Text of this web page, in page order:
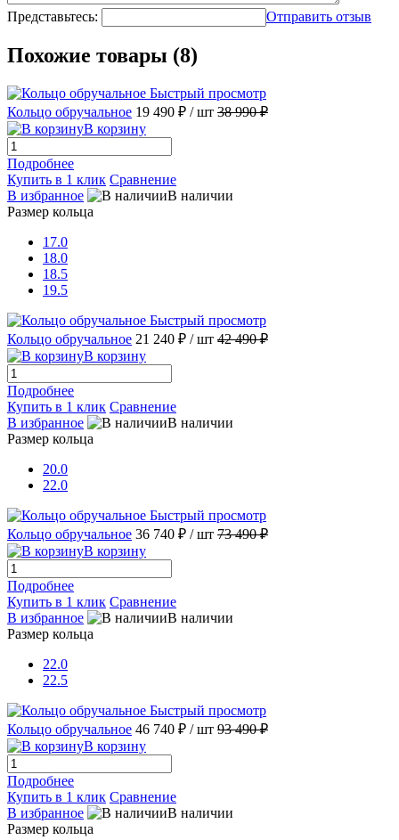
Представьтесь: Отправить отзыв
Похожие товары (8)
Быстрый просмотр
Кольцо обручальное 19 490 ₽ / шт 38 990 ₽
В корзину
Подробнее
Купить в 1 клик Сравнение
В избранное
В наличии
Размер кольца
17.0
18.0
18.5
19.5
Быстрый просмотр
Кольцо обручальное 21 240 ₽ / шт 42 490 ₽
В корзину
Подробнее
Купить в 1 клик Сравнение
В избранное
В наличии
Размер кольца
20.0
22.0
Быстрый просмотр
Кольцо обручальное 36 740 ₽ / шт 73 490 ₽
В корзину
Подробнее
Купить в 1 клик Сравнение
В избранное
В наличии
Размер кольца
22.0
22.5
Быстрый просмотр
Кольцо обручальное 46 740 ₽ / шт 93 490 ₽
В корзину
Подробнее
Купить в 1 клик Сравнение
В избранное
В наличии
Размер кольца